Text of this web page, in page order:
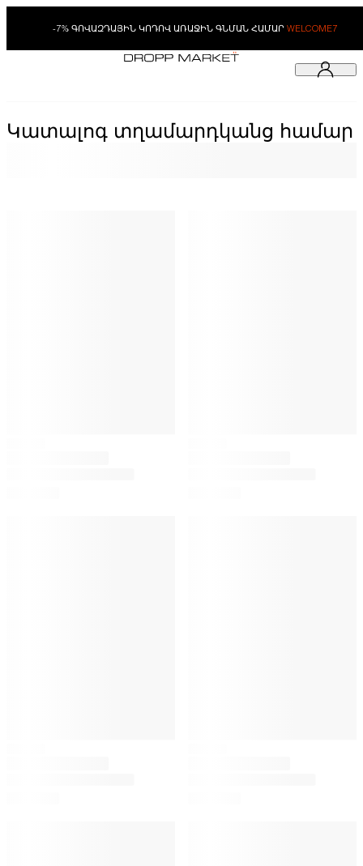
-7% ԳՈՎԱԶԴԱՅԻՆ ԿՈԴՈՎ ԱՌԱՋԻՆ ԳՆՄԱՆ ՀԱՄԱՐ WELCOME7
Կատալոգ տղամարդկանց համար